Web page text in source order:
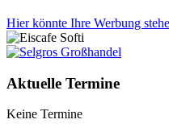
Hier könnte Ihre Werbung
Aktuelle Termine
Keine Termine